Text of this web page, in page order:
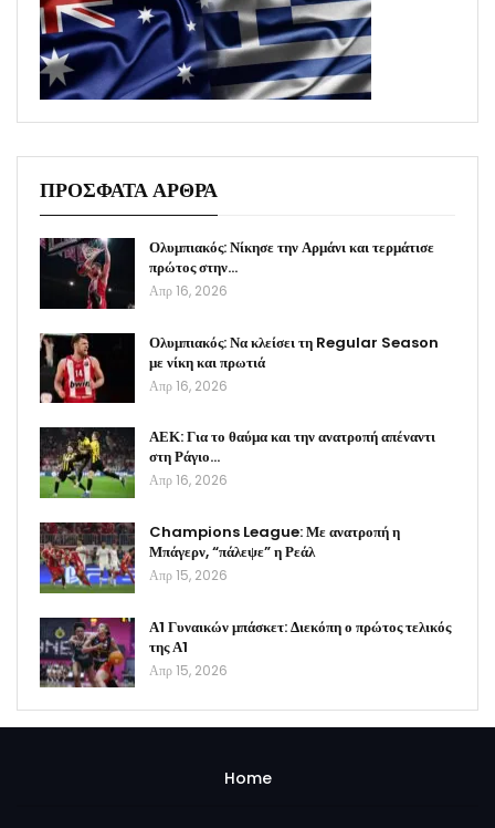
ΠΡΟΣΦΑΤΑ ΑΡΘΡΑ
Ολυμπιακός: Νίκησε την Αρμάνι και τερμάτισε
πρώτος στην…
Απρ 16, 2026
Ολυμπιακός: Να κλείσει τη Regular Season
με νίκη και πρωτιά
Απρ 16, 2026
ΑΕΚ: Για το θαύμα και την ανατροπή απέναντι
στη Ράγιο…
Απρ 16, 2026
Champions League: Με ανατροπή η
Μπάγερν, “πάλεψε” η Ρεάλ
Απρ 15, 2026
Α1 Γυναικών μπάσκετ: Διεκόπη ο πρώτος τελικός
της Α1
Απρ 15, 2026
Home